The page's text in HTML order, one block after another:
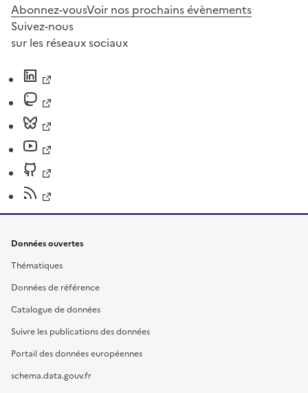
Abonnez-vousVoir nos prochains évènements
Suivez-nous
sur les réseaux sociaux
Données ouvertes
Thématiques
Données de référence
Catalogue de données
Suivre les publications des données
Portail des données européennes
schema.data.gouv.fr